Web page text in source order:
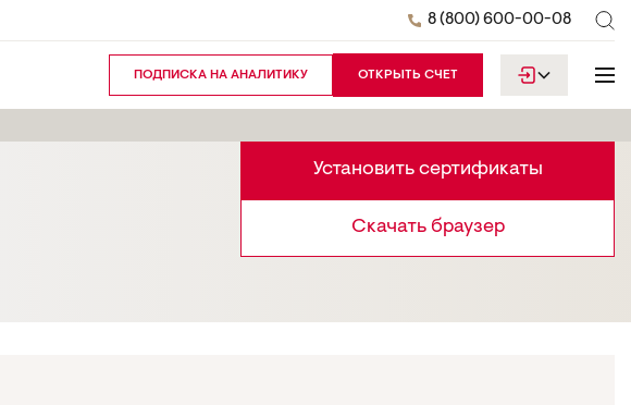
8 (800) 600-00-08
ПОДПИСКА НА АНАЛИТИКУ ОТКРЫТЬ СЧЕТ
Установить сертификаты
Скачать браузер